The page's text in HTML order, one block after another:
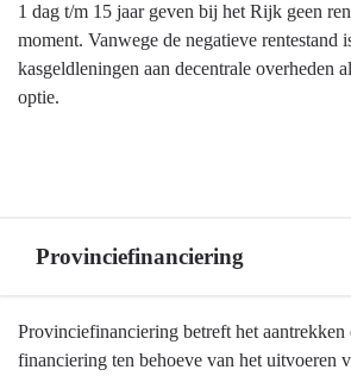
1 dag t/m 15 jaar geven bij het Rijk geen
moment. Vanwege de negatieve rentestand
kasgeldleningen aan decentrale overheden
optie.
Provinciefinanciering
Terug
naar
Provinciefinanciering betreft het aantrekken
financiering ten behoeve van het uitvoeren